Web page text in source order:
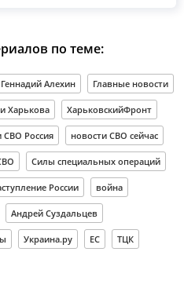
по теме:
Геннадий Алехин Главные новости
Харькова ХарьковскийФронт
СВО Россия новости СВО сейчас
Силы специальных операций
России война
Андрей Суздальцев
Украина.ру ЕС ТЦК